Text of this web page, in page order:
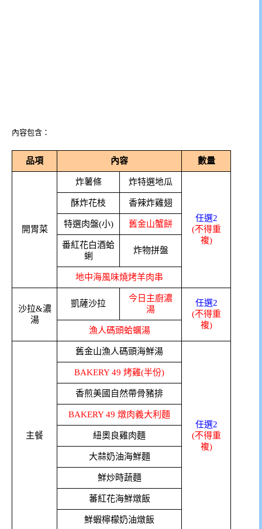
內容包含：
品項 內容 數量
開胃菜
炸薯條 炸特選地瓜
任選2
(不得重
複)
酥炸花枝 香辣炸雞翅
特選肉盤(小) 舊金山蟹餅
番紅花白酒蛤
蜊
炸物拼盤
地中海風味燒烤羊肉串
沙拉&濃
湯
凱薩沙拉
今日主廚濃
湯
任選2
(不得重
複)
漁人碼頭蛤蠣湯
主餐
舊金山漁人碼頭海鮮湯
任選2
(不得重
複)
BAKERY 49 烤雞(半份)
香煎美國自然帶骨豬排
BAKERY 49 燉肉義大利麵
紐奧良雞肉麵
大蒜奶油海鮮麵
鮮炒時蔬麵
蕃紅花海鮮燉飯
鮮蝦檸檬奶油燉飯